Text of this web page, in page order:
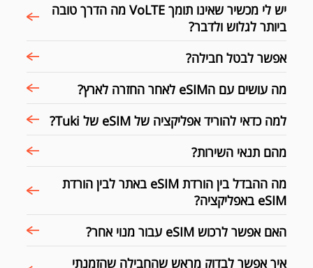
יש לי מכשיר שאינו תומך VoLTE מה הדרך טובה
ביותר לגלוש ולדבר?
אפשר לבטל חבילה?
מה עושים עם הeSIM לאחר החזרה לארץ?
למה כדאי להוריד אפליקציה של eSIM של Tuki?
מהם תנאי השירות?
מה ההבדל בין הורדת eSIM באתר לבין הורדת
eSIM באפליקציה?
האם אפשר לרכוש eSIM עבור מנוי אחר?
איך אפשר לבדוק מראש שהחבילה שהזמנתי